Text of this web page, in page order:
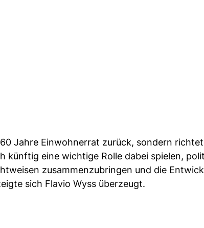
Jahre Einwohnerrat zurück, sondern
künftig eine wichtige Rolle dabei spielen,
zusammenzubringen und die
sich Flavio Wyss überzeugt.